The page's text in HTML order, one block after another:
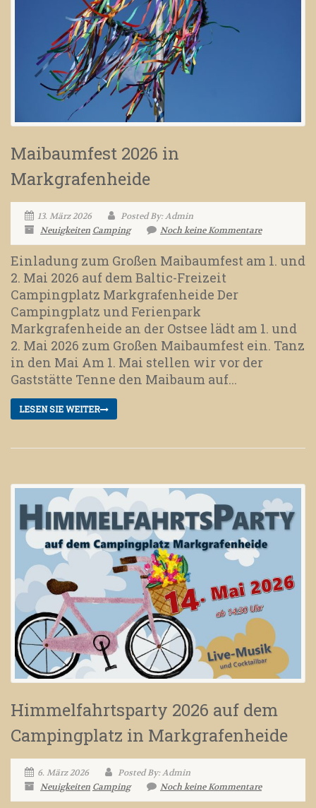
Maibaumfest 2026 in
Markgrafenheide
13. März 2026
Posted By: Admin
Neuigkeiten Camping Noch keine Kommentare
Einladung zum Großen Maibaumfest am 1. und
2. Mai 2026 auf dem Baltic-Freizeit
Campingplatz Markgrafenheide Der
Campingplatz und Ferienpark
Markgrafenheide an der Ostsee lädt am 1. und
2. Mai 2026 zum Großen Maibaumfest ein. Tanz
in den Mai Am 1. Mai stellen wir vor der
Gaststätte Tenne den Maibaum auf...
LESEN SIE WEITER
Himmelfahrtsparty 2026 auf dem
Campingplatz in Markgrafenheide
6. März 2026
Posted By: Admin
Neuigkeiten Camping Noch keine Kommentare